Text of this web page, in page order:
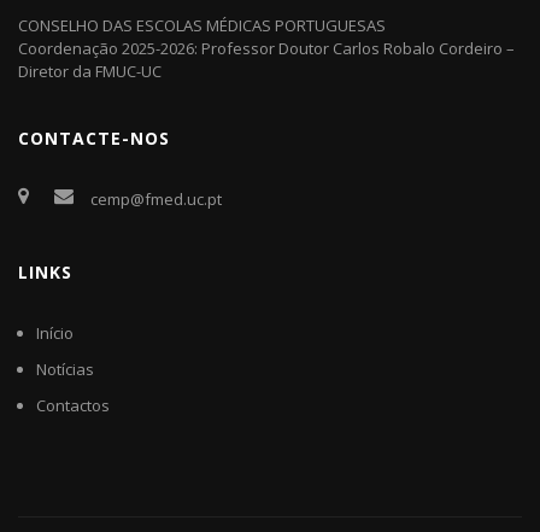
CONSELHO DAS ESCOLAS MÉDICAS PORTUGUESAS
Coordenação 2025-2026: Professor Doutor Carlos Robalo Cordeiro –
Diretor da FMUC-UC
CONTACTE-NOS
cemp@fmed.uc.pt
LINKS
Início
Notícias
Contactos